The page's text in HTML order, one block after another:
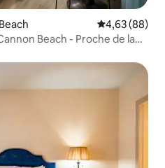
Évaluation
4,63 (88)
Beach - Proche de la